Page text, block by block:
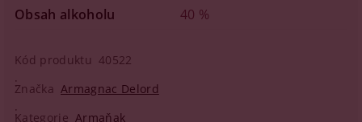
Obsah alkoholu
40 %
Kód produktu 40522
Značka Armagnac Delord
Kategorie Armaňak